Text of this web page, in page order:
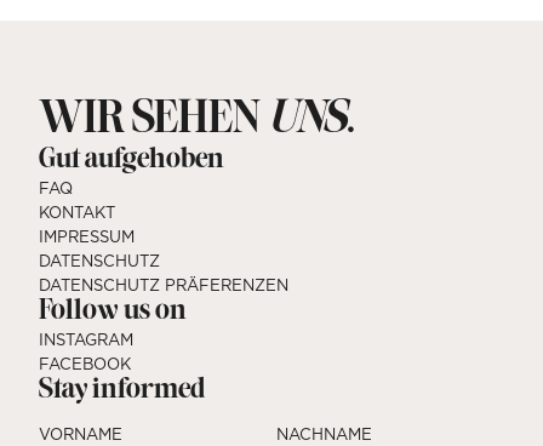
WIR SEHEN UNS.
Gut aufgehoben
FAQ
KONTAKT
IMPRESSUM
DATENSCHUTZ
DATENSCHUTZ PRÄFERENZEN
Follow us on
INSTAGRAM
FACEBOOK
Stay informed
VORNAME NACHNAME